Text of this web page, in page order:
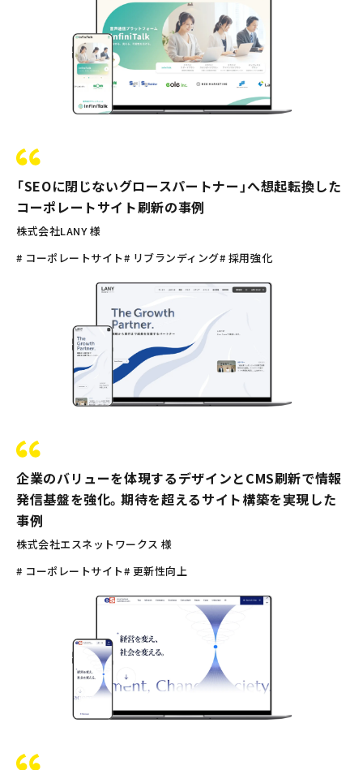
「SEOに閉じないグロースパートナー」へ想起転換した
コーポレートサイト刷新の事例
株式会社LANY 様
# コーポレートサイト# リブランディング# 採用強化
企業のバリューを体現するデザインとCMS刷新で情報
発信基盤を強化。期待を超えるサイト構築を実現した
事例
株式会社エスネットワークス 様
# コーポレートサイト# 更新性向上